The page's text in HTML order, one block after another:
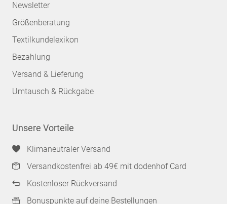
Newsletter
Größenberatung
Textilkundelexikon
Bezahlung
Versand & Lieferung
Umtausch & Rückgabe
Unsere Vorteile
Klimaneutraler Versand
Versandkostenfrei ab 49€ mit dodenhof Card
Kostenloser Rückversand
Bonuspunkte auf deine Bestellungen